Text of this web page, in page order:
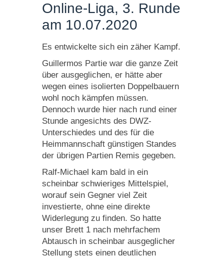
Online-Liga, 3. Runde
am 10.07.2020
Es entwickelte sich ein zäher Kampf.
Guillermos Partie war die ganze Zeit
über ausgeglichen, er hätte aber
wegen eines isolierten Doppelbauern
wohl noch kämpfen müssen.
Dennoch wurde hier nach rund einer
Stunde angesichts des DWZ-
Unterschiedes und des für die
Heimmannschaft günstigen Standes
der übrigen Partien Remis gegeben.
Ralf-Michael kam bald in ein
scheinbar schwieriges Mittelspiel,
worauf sein Gegner viel Zeit
investierte, ohne eine direkte
Widerlegung zu finden. So hatte
unser Brett 1 nach mehrfachem
Abtausch in scheinbar ausgeglicher
Stellung stets einen deutlichen